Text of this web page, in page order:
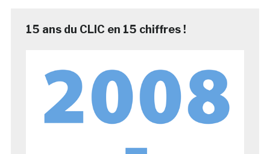
15 ans du CLIC en 15 chiffres !